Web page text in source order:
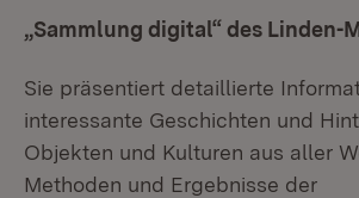
„Sammlung digital“ des Linden-
Sie präsentiert detaillierte
interessante Geschichten und
Objekten und Kulturen aus aller
Methoden und Ergebnisse der